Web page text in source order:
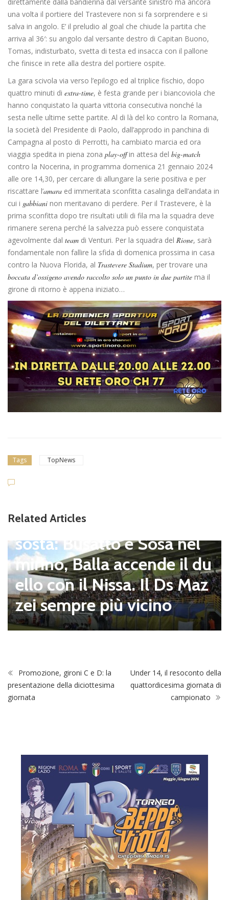
una volta il portiere del Trastevere non si fa sorprendere e si
salva in angolo. E’ il preludio al goal che chiude la partita che
arriva al 36′: su angolo dal versante destro di Capitan Buono,
Tomas, indisturbato, svetta di testa ed insacca con il pallone
che finisce in rete alla destra del portiere ospite.
La gara scivola via verso l’epilogo ed al triplice fischio, dopo
quattro minuti di extra-time, è festa grande per i biancoviola che
hanno conquistato la quarta vittoria consecutiva nonché la
sesta nelle ultime sette partite. Al di là del ko contro la Romana,
la società del Presidente di Paolo, dall’approdo in panchina di
Campagna al posto di Perrotti, ha cambiato marcia ed ora
viaggia spedita in piena zona play-offin attesa del big-match
contro la Nocerina, in programma domenica 21 gennaio 2024
alle ore 14,30, per cercare di allungare la serie positiva e per
riscattare l’amara ed immeritata sconfitta casalinga dell’andata in
cui i gabbiani non meritavano di perdere. Per il Trastevere, è la
prima sconfitta dopo tre risultati utili di fila ma la squadra deve
rimanere serena perché la salvezza può essere conquistata
agevolmente dal team di Venturi. Per la squadra del Rione, sarà
fondamentale non fallire la sfida di domenica prossima in casa
contro la Nuova Florida, al Trastevere Stadium, per trovare una
boccata d’ossigeno avendo raccolto solo un punto in due partite ma il
girone di ritorno è appena iniziato…
Tags TopNews
Related Articles
Dilettanti Serie D
Serie D, ufficializzati i giro
ni del campionato 2026/2
027: Flaminia nell’E e le al
tre 8 laziali nel G
presentazione della diciottesima
Under 14, il resoconto della
quattordicesima giornata di